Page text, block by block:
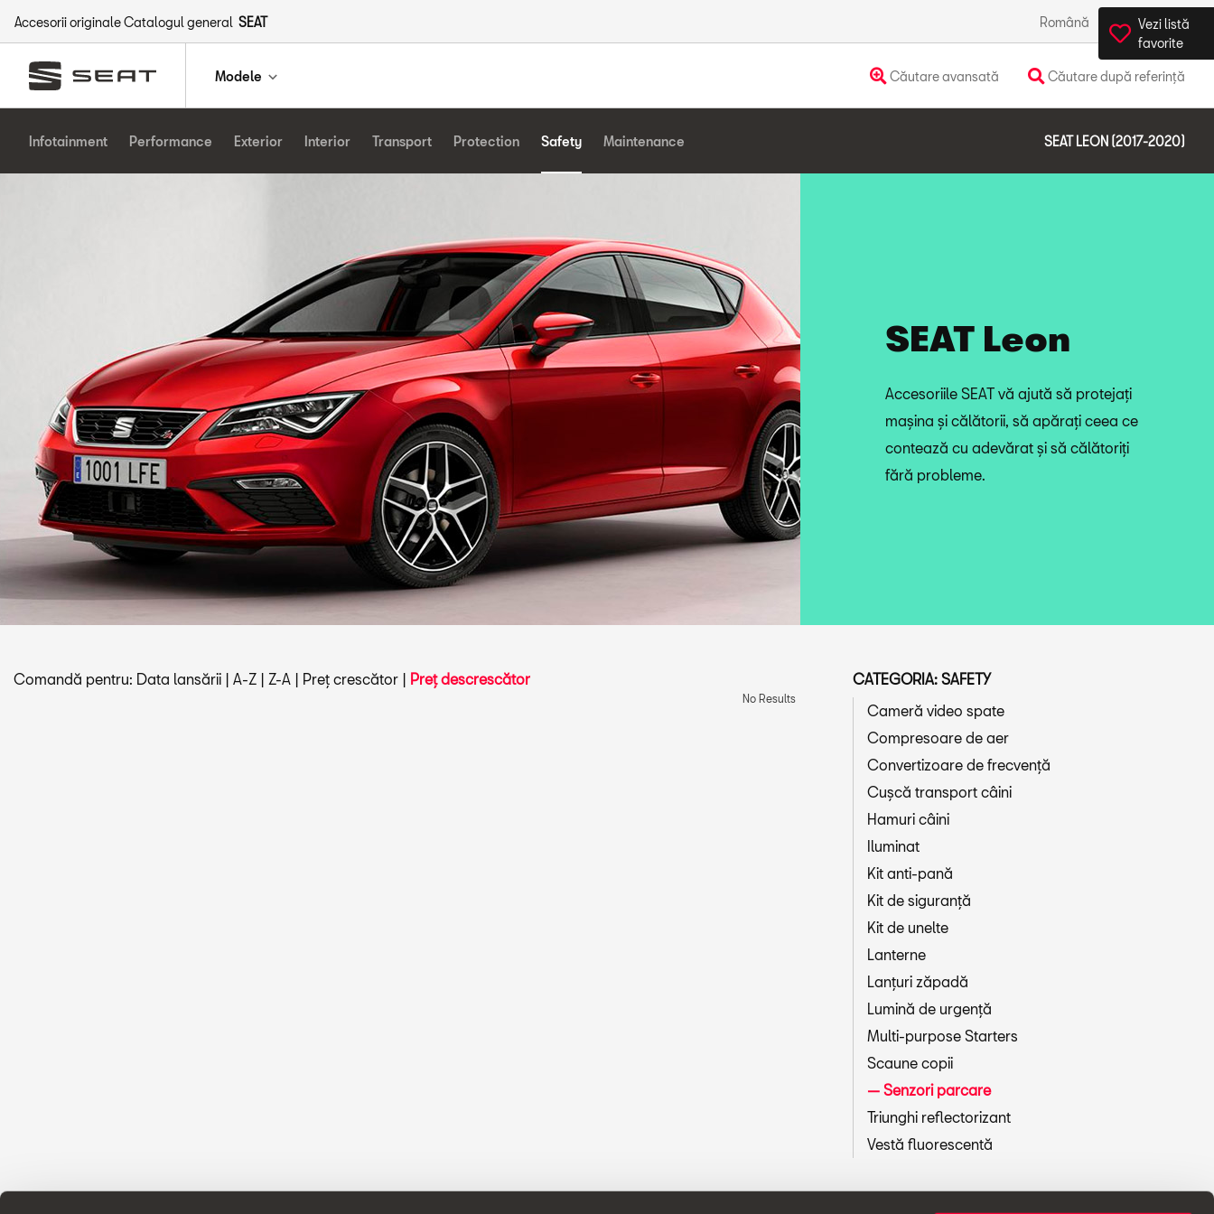
Accesorii originale Catalogul general SEAT Română România
Modele Căutare avansată Căutare după referință
Vezi listă
favorite
Infotainment Performance Exterior Interior Transport Protection Safety Maintenance SEAT LEON (2017-2020)
SEAT Leon
Accesoriile SEAT vă ajută să protejați
mașina și călătorii, să apărați ceea ce
contează cu adevărat și să călătoriți
fără probleme.
Comandă pentru: Data lansării | A-Z | Z-A | Preț crescător | Preț descrescător
No Results
CATEGORIA: SAFETY
Cameră video spate
Compresoare de aer
Convertizoare de frecvență
Cușcă transport câini
Hamuri câini
Iluminat
Kit anti-pană
Kit de siguranță
Kit de unelte
Lanterne
Lanțuri zăpadă
Lumină de urgență
Multi-purpose Starters
Scaune copii
Senzori parcare
Triunghi reflectorizant
Vestă fluorescentă